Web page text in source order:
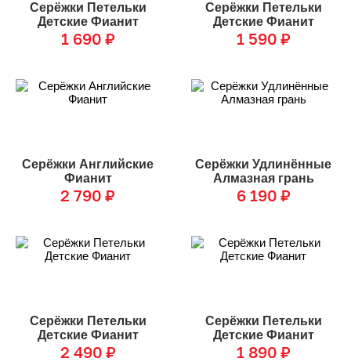
Серёжки Петельки
Детские Фианит
1 690 ₽
Серёжки Петельки
Детские Фианит
1 590 ₽
Серёжки Английские
Фианит
2 790 ₽
Серёжки Удлинённые
Алмазная грань
6 190 ₽
Серёжки Петельки
Детские Фианит
2 490 ₽
Серёжки Петельки
Детские Фианит
1 890 ₽